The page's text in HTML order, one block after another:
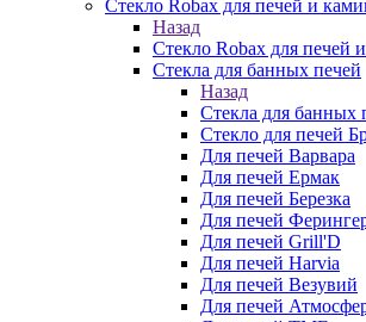
Стекло Robax для печей и
Назад
Стекло Robax для печей
Стекла для банных печей
Назад
Стекла для банных
Стекло для печей
Для печей Варвара
Для печей Ермак
Для печей Березка
Для печей
Для печей Grill'D
Для печей Harvia
Для печей Везувий
Для печей